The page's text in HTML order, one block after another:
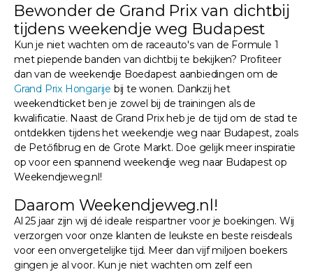
Bewonder de Grand Prix van dichtbij
tijdens weekendje weg Budapest
Kun je niet wachten om de raceauto's van de Formule 1
met piepende banden van dichtbij te bekijken? Profiteer
dan van de weekendje Boedapest aanbiedingen om de
Grand Prix Hongarije bij te wonen. Dankzij het
weekendticket ben je zowel bij de trainingen als de
kwalificatie. Naast de Grand Prix heb je de tijd om de stad te
ontdekken tijdens het weekendje weg naar Budapest, zoals
de Petőfibrug en de Grote Markt. Doe gelijk meer inspiratie
op voor een spannend weekendje weg naar Budapest op
Weekendjeweg.nl!
Daarom Weekendjeweg.nl!
Al 25 jaar zijn wij dé ideale reispartner voor je boekingen. Wij
verzorgen voor onze klanten de leukste en beste reisdeals
voor een onvergetelijke tijd. Meer dan vijf miljoen boekers
gingen je al voor. Kun je niet wachten om zelf een